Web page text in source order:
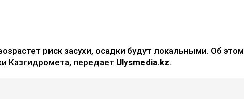
риск засухи, осадки будут локальными. Об этом
Казгидромета, передает Ulysmedia.kz.